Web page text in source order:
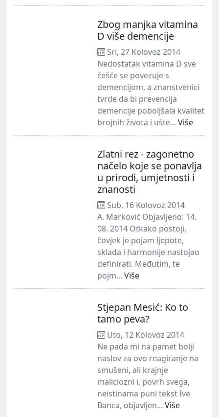
Zbog manjka vitamina
D više demencije
Sri, 27 Kolovoz 2014
Nedostatak vitamina D sve
češće se povezuje s
demencijom, a znanstvenici
tvrde da bi prevencija
demencije poboljšala kvalitet
brojnih života i ušte... Više
Zlatni rez - zagonetno
načelo koje se ponavlja
u prirodi, umjetnosti i
znanosti
Sub, 16 Kolovoz 2014
A. Marković Objavljeno: 14.
08. 2014 Otkako postoji,
čovjek je pojam ljepote,
sklada i harmonije nastojao
definirati. Međutim, te
pojm... Više
Stjepan Mesić: Ko to
tamo peva?
Uto, 12 Kolovoz 2014
Ne pada mi na pamet bolji
naslov za ovo reagiranje na
smušeni, ali krajnje
maliciozni i, povrh svega,
neistinama puni tekst Ive
Banca, objavljen... Više